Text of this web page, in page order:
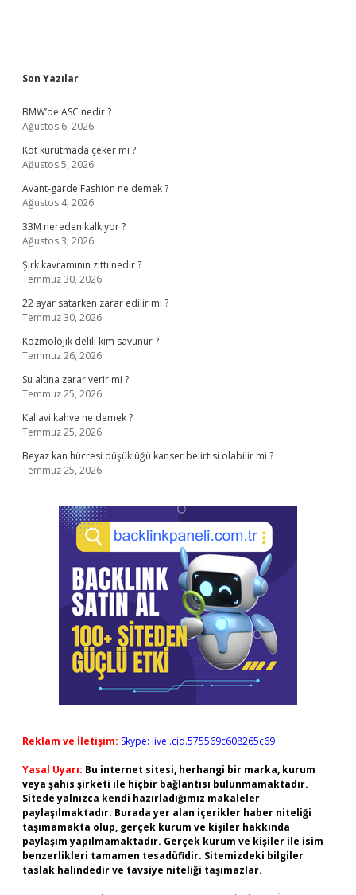
Sidebar
Son Yazılar
BMW’de ASC nedir ?
Ağustos 6, 2026
Kot kurutmada çeker mi ?
Ağustos 5, 2026
Avant-garde Fashion ne demek ?
Ağustos 4, 2026
33M nereden kalkıyor ?
Ağustos 3, 2026
Şirk kavramının zıttı nedir ?
Temmuz 30, 2026
22 ayar satarken zarar edilir mi ?
Temmuz 30, 2026
Kozmolojik delili kim savunur ?
Temmuz 26, 2026
Su altına zarar verir mi ?
Temmuz 25, 2026
Kallavi kahve ne demek ?
Temmuz 25, 2026
Beyaz kan hücresi düşüklüğü kanser belirtisi olabilir mi ?
Temmuz 25, 2026
Reklam ve İletişim: Skype: live:.cid.575569c608265c69
Yasal Uyarı: Bu internet sitesi, herhangi bir marka, kurum
veya şahıs şirketi ile hiçbir bağlantısı bulunmamaktadır.
Sitede yalnızca kendi hazırladığımız makaleler
paylaşılmaktadır. Burada yer alan içerikler haber niteliği
taşımamakta olup, gerçek kurum ve kişiler hakkında
paylaşım yapılmamaktadır. Gerçek kurum ve kişiler ile isim
benzerlikleri tamamen tesadüfidir. Sitemizdeki bilgiler
taslak halindedir ve tavsiye niteliği taşımazlar.